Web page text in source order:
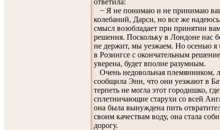
− Я не понимаю и не принимаю
колебаний, Дарси, но все же
смысл возобладает при принятии
решения. Поскольку в Лондоне нас
не держит, мы уезжаем. Но осенью я
в Розингсе с окончательным
уверена, будет вполне разумным.
Очень недовольная племянником,
сообщила Энн, что они уезжают в
терпеть не могла этот городишко,
сплетничающие старухи со всей
она была вынуждена пить
своим качествам воду, она стала
дорогу.